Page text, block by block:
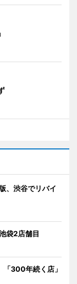
、渋谷でリバイ
袋2店舗目
300年続く店」